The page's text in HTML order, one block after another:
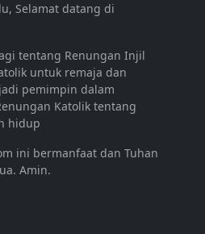
Selamat datang di
tentang Renungan Injil
untuk remaja dan
pemimpin dalam
Katolik tentang
hidup
ini bermanfaat dan Tuhan
Amin.